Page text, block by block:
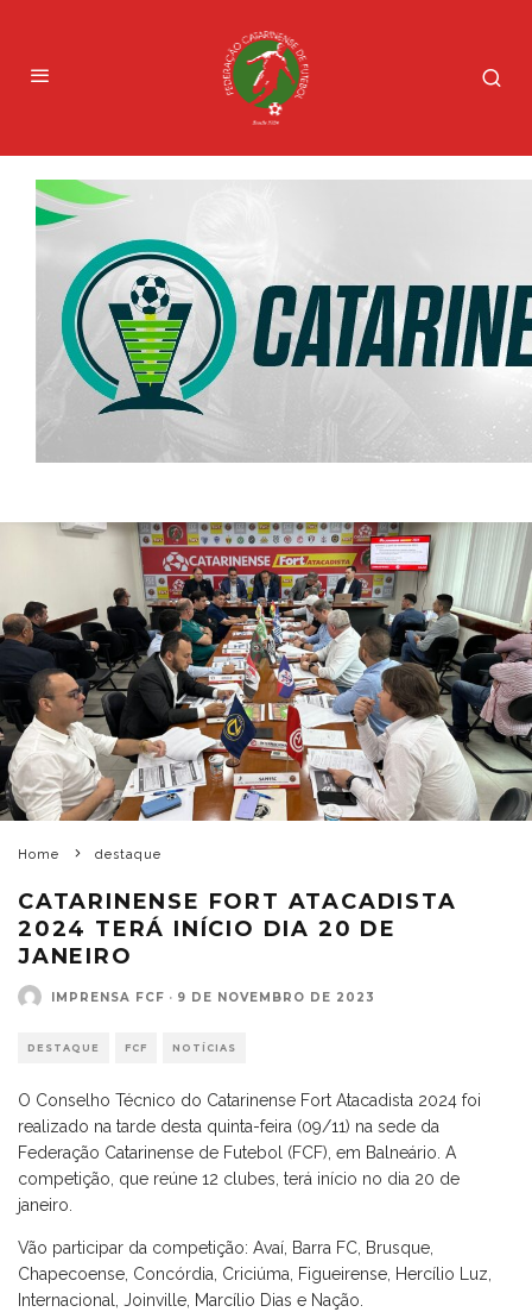
Home destaque
CATARINENSE FORT ATACADISTA
2024 TERÁ INÍCIO DIA 20 DE
JANEIRO
IMPRENSA FCF · 9 DE NOVEMBRO DE 2023
DESTAQUE FCF NOTÍCIAS
O Conselho Técnico do Catarinense Fort Atacadista 2024 foi
realizado na tarde desta quinta-feira (09/11) na sede da
Federação Catarinense de Futebol (FCF), em Balneário. A
competição, que reúne 12 clubes, terá início no dia 20 de
janeiro.
Vão participar da competição: Avaí, Barra FC, Brusque,
Chapecoense, Concórdia, Criciúma, Figueirense, Hercílio Luz,
Internacional, Joinville, Marcílio Dias e Nação.